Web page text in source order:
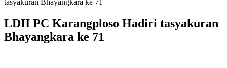
tasyakuran Bhayangkara ke 71
LDII PC Karangploso Hadiri tasyakuran
Bhayangkara ke 71